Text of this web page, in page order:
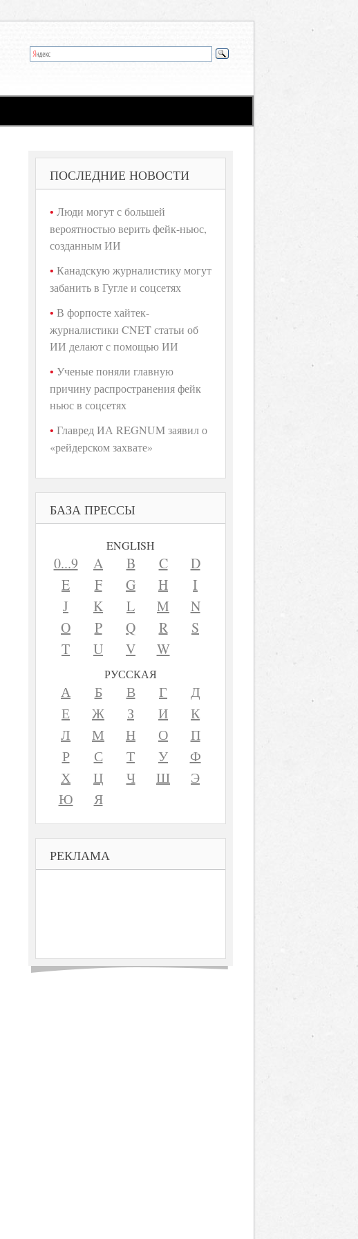
ПОСЛЕДНИЕ НОВОСТИ
Люди могут с большей
вероятностью верить фейк-ньюс,
созданным ИИ
Канадскую журналистику могут
забанить в Гугле и соцсетях
В форпосте хайтек-
журналистики CNET статьи об
ИИ делают с помощью ИИ
Ученые поняли главную
причину распространения фейк
ньюс в соцсетях
Главред ИА REGNUM заявил о
«рейдерском захвате»
БАЗА ПРЕССЫ
ENGLISH
0...9 A B C
D
E
F G H
I
J
K L M
N
O
P Q R
S
T
U V W
РУССКАЯ
А Б В Г
Д
Е
Ж З И
К
Л
М Н О
П
Р
С Т У
Ф
Х
Ц Ч Ш
Э
Ю
Я
РЕКЛАМА